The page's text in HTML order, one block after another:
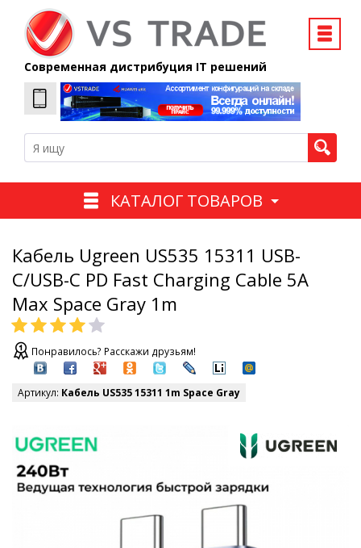
Современная дистрибуция IT решений
КАТАЛОГ ТОВАРОВ
Кабель Ugreen US535 15311 USB-
C/USB-C PD Fast Charging Cable 5A
Max Space Gray 1m
Понравилось? Расскажи друзьям!
Артикул: Кабель US535 15311 1m Space Gray